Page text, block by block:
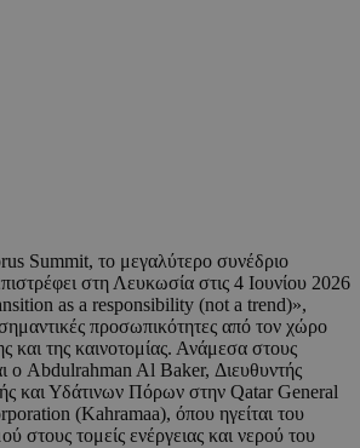
Summit, το μεγαλύτερο συνέδριο
στη Λευκωσία στις 4 Ιουνίου 2026
as a responsibility (not a trend)»,
προσωπικότητες από τον χώρο
και της καινοτομίας. Ανάμεσα στους
ο Abdulrahman Al Baker, Διευθυντής
και Υδάτινων Πόρων στην Qatar General
(Kahramaa), όπου ηγείται του
στους τομείς ενέργειας και νερού του